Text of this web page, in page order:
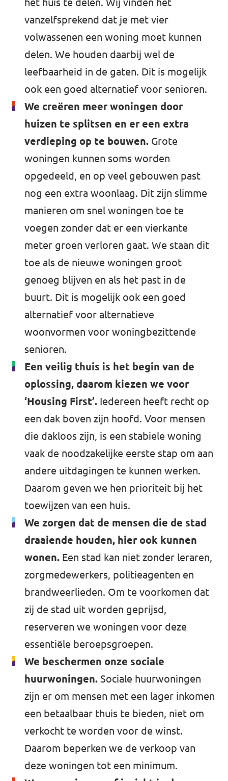
het huis te delen. Wij vinden het
vanzelfsprekend dat je met vier
volwassenen een woning moet kunnen
delen. We houden daarbij wel de
leefbaarheid in de gaten. Dit is mogelijk
ook een goed alternatief voor senioren.
We creëren meer woningen door
huizen te splitsen en er een extra
verdieping op te bouwen. Grote
woningen kunnen soms worden
opgedeeld, en op veel gebouwen past
nog een extra woonlaag. Dit zijn slimme
manieren om snel woningen toe te
voegen zonder dat er een vierkante
meter groen verloren gaat. We staan dit
toe als de nieuwe woningen groot
genoeg blijven en als het past in de
buurt. Dit is mogelijk ook een goed
alternatief voor alternatieve
woonvormen voor woningbezittende
senioren.
Een veilig thuis is het begin van de
oplossing, daarom kiezen we voor
‘Housing First’. Iedereen heeft recht op
een dak boven zijn hoofd. Voor mensen
die dakloos zijn, is een stabiele woning
vaak de noodzakelijke eerste stap om aan
andere uitdagingen te kunnen werken.
Daarom geven we hen prioriteit bij het
toewijzen van een huis.
We zorgen dat de mensen die de stad
draaiende houden, hier ook kunnen
wonen. Een stad kan niet zonder leraren,
zorgmedewerkers, politieagenten en
brandweerlieden. Om te voorkomen dat
zij de stad uit worden geprijsd,
reserveren we woningen voor deze
essentiële beroepsgroepen.
We beschermen onze sociale
huurwoningen. Sociale huurwoningen
zijn er om mensen met een lager inkomen
een betaalbaar thuis te bieden, niet om
verkocht te worden voor de winst.
Daarom beperken we de verkoop van
deze woningen tot een minimum.